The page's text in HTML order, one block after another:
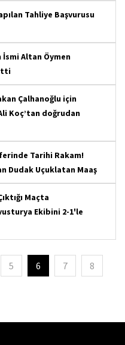
Tahliye Başvurusu
İsmi Altan Öymen
Çalhanoğlu için
Koç’tan doğrudan
Tarihi Rakam!
Dudak Uçuklatan Maaş
Maçta
Ekibini 2-1'le
5 6 7 8